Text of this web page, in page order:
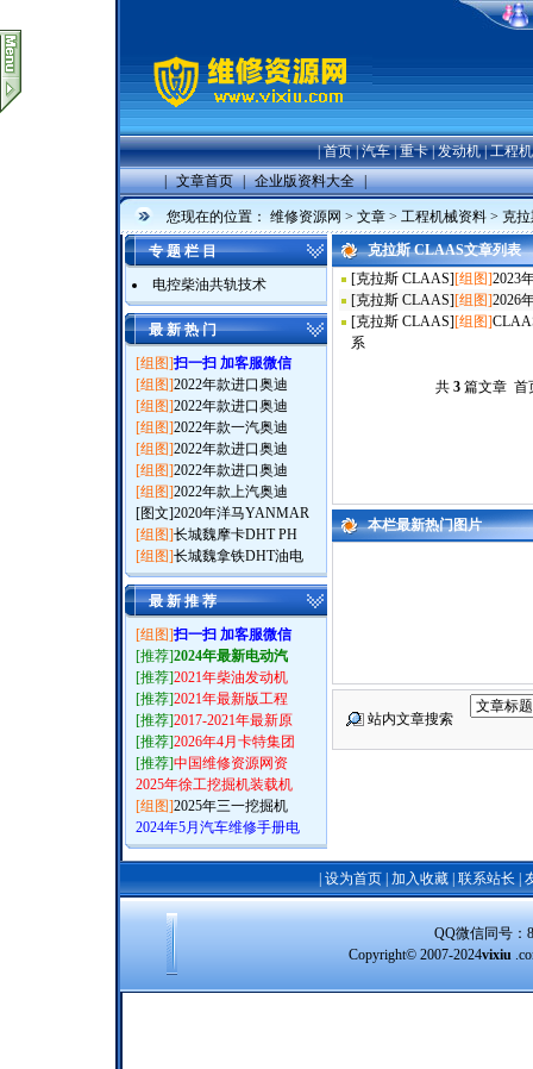
|首页|汽车|重卡|发动机|工程
| 文章首页 | 企业版资料大全 |
您现在的位置： 维修资源网 > 文章 > 工程机械资料 > 克
专 题 栏 目
电控柴油共轨技术
最 新 热 门
[组图]扫一扫 加客服微信
[组图]2022年款进口奥迪
[组图]2022年款进口奥迪
[组图]2022年款一汽奥迪
[组图]2022年款进口奥迪
[组图]2022年款进口奥迪
[组图]2022年款上汽奥迪
[图文]2020年洋马YANMAR
[组图]长城魏摩卡DHT PH
[组图]长城魏拿铁DHT油电
最 新 推 荐
[组图]扫一扫 加客服微信
[推荐]2024年最新电动汽
[推荐]2021年柴油发动机
[推荐]2021年最新版工程
[推荐]2017-2021年最新原
[推荐]2026年4月卡特集团
[推荐]中国维修资源网资
2025年徐工挖掘机装载机
[组图]2025年三一挖掘机
2024年5月汽车维修手册电
克拉斯 CLAAS文章列表
[克拉斯 CLAAS][组图]2023
[克拉斯 CLAAS][组图]2026
[克拉斯 CLAAS][组图]
系
共 3篇文章 首
本栏最新热门图片
站内文章搜索
设为首页| 加入收藏| 联系站长
QQ微信同号：
Copyright© 2007-2024vixiu